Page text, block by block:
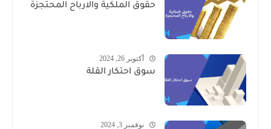
حقوق الملكية والارباح المحتجزة
أكتوبر 26, 2024
سوق احتكار القلة
نوفمبر 3, 2024